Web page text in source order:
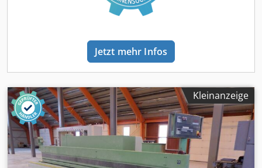
Jetzt mehr Infos
Kleinanzeige